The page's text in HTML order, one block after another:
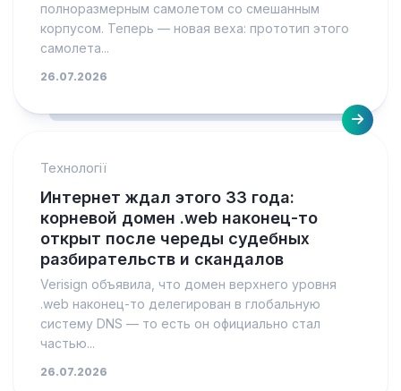
полноразмерным самолетом со смешанным
корпусом. Теперь — новая веха: прототип этого
самолета...
26.07.2026
Технології
Интернет ждал этого 33 года:
корневой домен .web наконец-то
открыт после череды судебных
разбирательств и скандалов
Verisign объявила, что домен верхнего уровня
.web наконец-то делегирован в глобальную
систему DNS — то есть он официально стал
частью...
26.07.2026